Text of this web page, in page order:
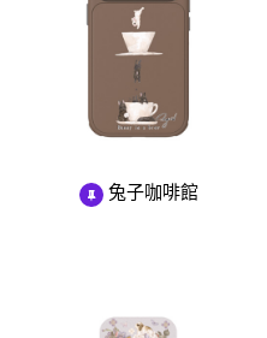
兔子咖啡館